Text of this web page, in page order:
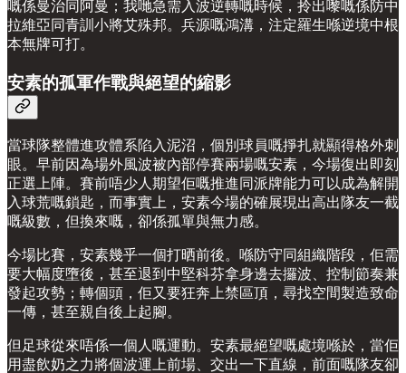
嘅係曼治同阿曼；我哋急需入波逆轉嘅時候，拎出嚟嘅係防中
拉維亞同青訓小將艾殊邦。兵源嘅鴻溝，注定羅生喺逆境中根
本無牌可打。
安素的孤軍作戰與絕望的縮影
當球隊整體進攻體系陷入泥沼，個別球員嘅掙扎就顯得格外刺
眼。早前因為場外風波被內部停賽兩場嘅安素，今場復出即刻
正選上陣。賽前唔少人期望佢嘅推進同派牌能力可以成為解開
入球荒嘅鎖匙，而事實上，安素今場的確展現出高出隊友一截
嘅級數，但換來嘅，卻係孤單與無力感。
今場比賽，安素幾乎一個打晒前後。喺防守同組織階段，佢需
要大幅度墮後，甚至退到中堅科芬拿身邊去攞波、控制節奏兼
發起攻勢；轉個頭，佢又要狂奔上禁區頂，尋找空間製造致命
一傳，甚至親自後上起腳。
但足球從來唔係一個人嘅運動。安素最絕望嘅處境喺於，當佢
用盡飲奶之力將個波運上前場、交出一下直線，前面嘅隊友卻